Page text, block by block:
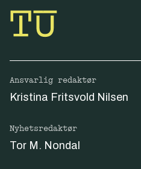
Ansvarlig redaktør
Kristina Fritsvold Nilsen
Nyhetsredaktør
Tor M. Nondal